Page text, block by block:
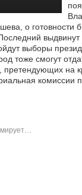
о
выборы
тоже смогут
претендующих на
комиссии